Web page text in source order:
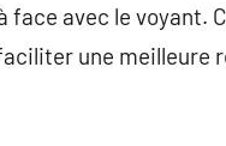
face avec le voyant.
une meilleure